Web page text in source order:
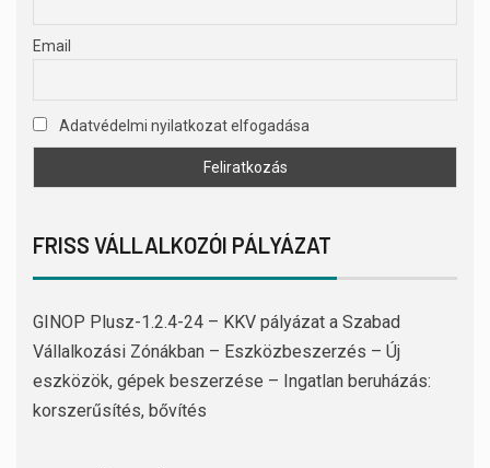
Email
Adatvédelmi nyilatkozat elfogadása
FRISS VÁLLALKOZÓI PÁLYÁZAT
GINOP Plusz-1.2.4-24 – KKV pályázat a Szabad
Vállalkozási Zónákban – Eszközbeszerzés – Új
eszközök, gépek beszerzése – Ingatlan beruházás:
korszerűsítés, bővítés